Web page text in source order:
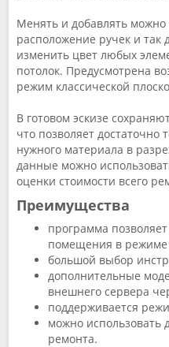
Менять и добавлять можно
расположение ручек и так
изменить цвет любых
потолок. Предусмотрена
режим классической
В готовом эскизе
что позволяет достаточно
нужного материала в
данные можно
оценки стоимости всего
Преимущества
программа
помещения в режиме
большой выбор
дополнительные
внешнего сервера
поддерживается
можно использовать
ремонта.